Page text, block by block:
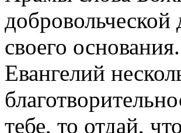
добровольческой
своего
Евангелий
тебе, то отдай,